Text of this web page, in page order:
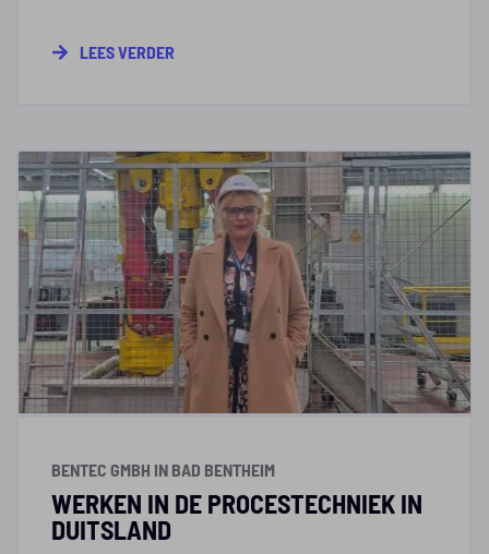
LEES VERDER
BENTEC GMBH IN BAD BENTHEIM
WERKEN IN DE PROCESTECHNIEK IN
DUITSLAND